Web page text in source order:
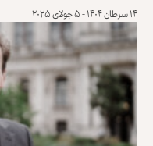
۱۴ سرطان ۱۴۰۴ - ۵ جولای ۲۰۲۵